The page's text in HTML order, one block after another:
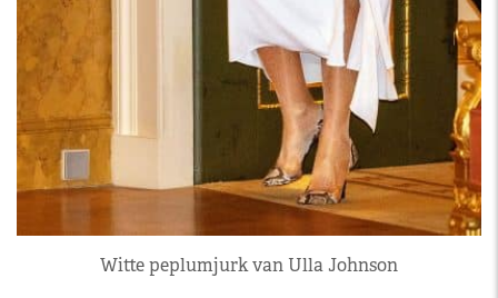
Witte peplumjurk van Ulla Johnson